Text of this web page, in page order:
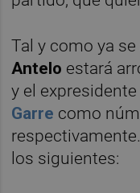
Tal y como ya
Antelo estará
y el
Garre como
los siguientes: